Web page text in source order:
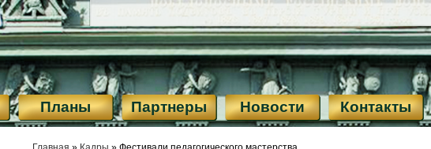
Планы Партнеры Новости Контакты